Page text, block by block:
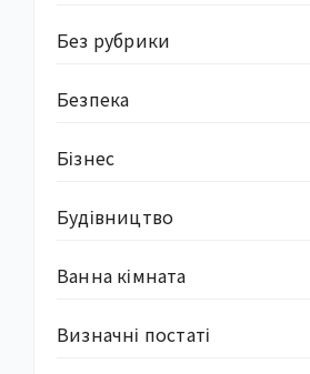
Без рубрики
Безпека
Бізнес
Будівництво
Ванна кімната
Визначні постаті